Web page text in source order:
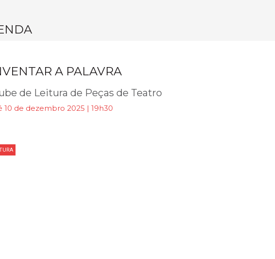
A PALAVRA
de Leitura de Peças de Teatro
10 de dezembro 2025 | 19h30